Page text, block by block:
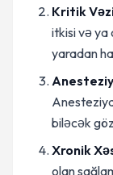
Kritik
itkisi və ya
yaradan
biləcək
Xronik
olan